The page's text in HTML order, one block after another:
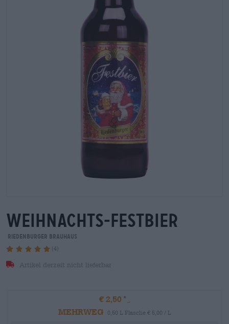
weihnachts-festbier
Riedenburger Brauhaus
(4)
Artikel derzeit nicht lieferbar
€ 2,50
MEHRWEG
0,50 L Flasche € 5,00 / L